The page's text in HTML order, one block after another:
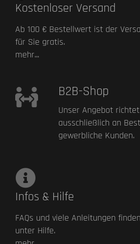
Kostenloser Versand
Ab 100 € Bestellwert ist der
für Sie gratis.
mehr...
B2B-Shop
Unser Angebot
ausschließlich an
gewerbliche Kunden.
Infos & Hilfe
FAQs und viele Anleitungen
unter Hilfe.